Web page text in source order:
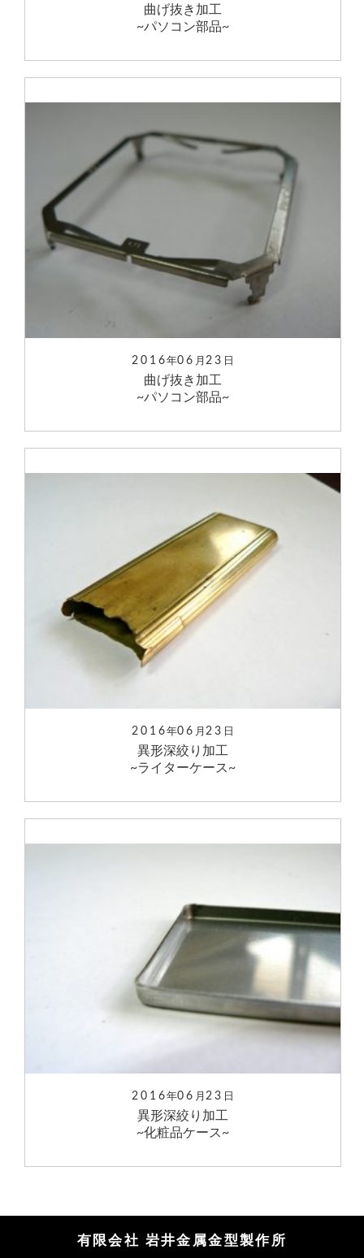
曲げ抜き加工
~パソコン部品~
2016年06 月 23 日
曲げ抜き加工
~パソコン部品~
2016年06 月 23 日
異形深絞り加工
~ライターケース~
2016年06 月 23 日
異形深絞り加工
~化粧品ケース~
有限会社 岩井金属金型製作所